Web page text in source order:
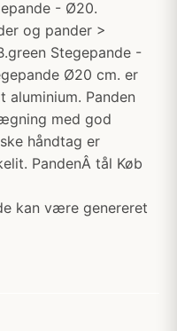
- Ø20.
og pander >
Stegepande -
Ø20 cm. er
aluminium. Panden
med god
håndtag er
PandenÂ tål Køb
kan være genereret